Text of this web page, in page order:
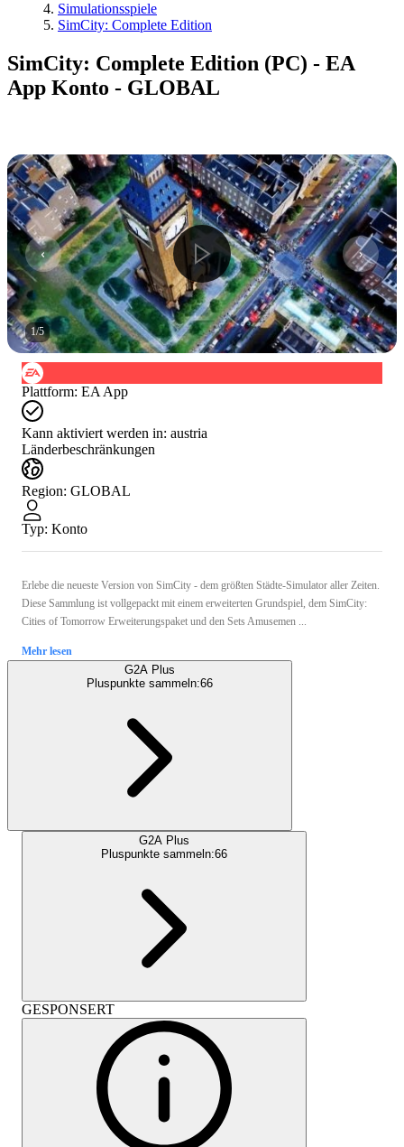
Simulationsspiele
SimCity: Complete Edition
SimCity: Complete Edition (PC) - EA
App Konto - GLOBAL
1/5
Plattform: EA App
Kann aktiviert werden in: austria
Länderbeschränkungen
Region: GLOBAL
Typ: Konto
Erlebe die neueste Version von SimCity - dem größten Städte-Simulator aller Zeiten.
Diese Sammlung ist vollgepackt mit einem erweiterten Grundspiel, dem SimCity:
Cities of Tomorrow Erweiterungspaket und den Sets Amusemen ...
Mehr lesen
G2A Plus
Pluspunkte sammeln:66
G2A Plus
Pluspunkte sammeln:66
GESPONSERT